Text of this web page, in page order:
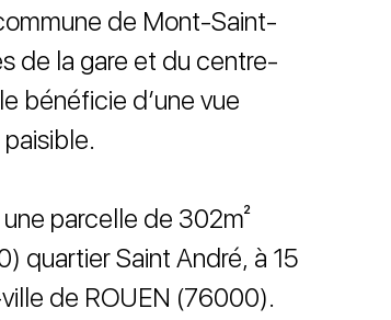
de Mont-Saint-
de la gare et du centre-
bénéficie d’une vue
parcelle de 302m²
quartier Saint André, à 15
de ROUEN (76000).